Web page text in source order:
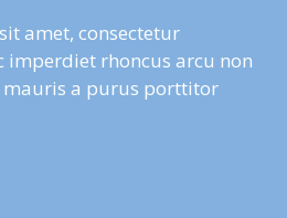
amet, consectetur
imperdiet rhoncus arcu non
a purus porttitor